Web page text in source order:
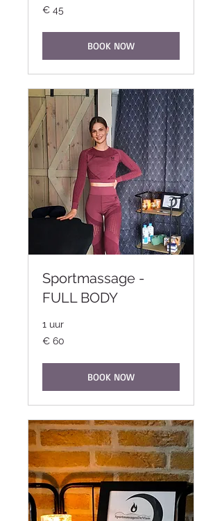
45
euro
€ 45
BOOK NOW
Sportmassage -
FULL BODY
1 uur
60
euro
€ 60
BOOK NOW